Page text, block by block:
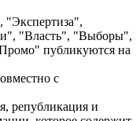
"Власть", "Выборы",
публикуются на
с
републикация и